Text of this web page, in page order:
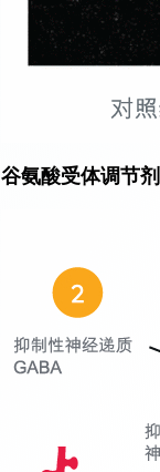
谷氨酸受体调节剂